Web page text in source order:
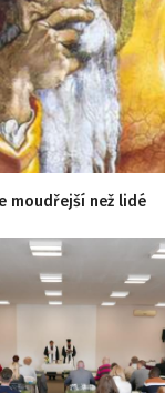
moudřejší než lidé